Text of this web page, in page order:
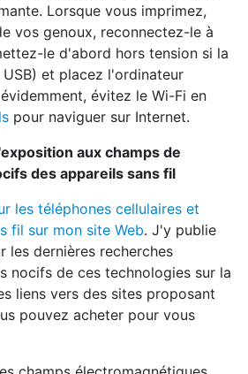
Lorsque vous imprimez,
vos genoux, reconnectez-le à
le d'abord hors tension si la
et placez l'ordinateur
évitez le Wi-Fi en
pour naviguer sur Internet.
aux champs de
des appareils sans fil
les téléphones cellulaires et
fil sur mon site Web. J'y publie
les dernières recherches
nocifs de ces technologies sur la
liens vers des sites proposant
pouvez acheter pour vous